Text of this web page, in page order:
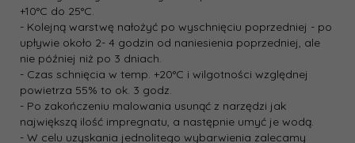
+10°C do 25°C.
- Kolejną warstwę nałożyć po wyschnięciu poprzedniej - po
upływie około 2- 4 godzin od naniesienia poprzedniej, ale
nie później niż po 3 dniach.
- Czas schnięcia w temp. +20°C i wilgotności względnej
powietrza 55% to ok. 3 godz.
- Po zakończeniu malowania usunąć z narzędzi jak
największą ilość impregnatu, a następnie umyć je wodą.
- W celu uzyskania jednolitego wybarwienia zalecamy